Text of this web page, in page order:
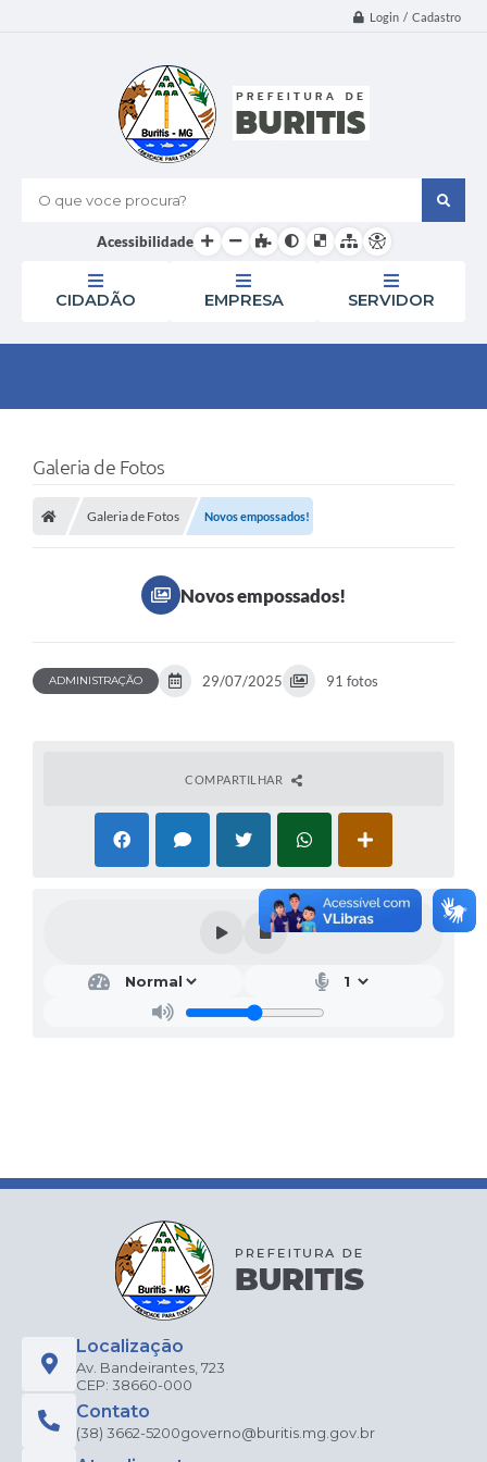
Login / Cadastro
O que voce procura?
Acessibilidade
CIDADÃO EMPRESA SERVIDOR
Galeria de Fotos
Galeria de Fotos Novos empossados!
Novos empossados!
ADMINISTRAÇÃO 29/07/2025 91 fotos
COMPARTILHAR
Localização
Av. Bandeirantes, 723
CEP: 38660-000
Contato
(38) 3662-5200governo@buritis.mg.gov.br